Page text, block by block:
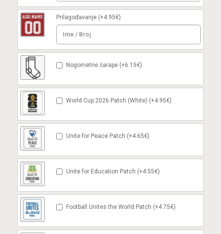
Prilagođavanje (+4.95€)
Nogometne čarape (+6.15€)
World Cup 2026 Patch (White) (+4.95€)
Unite for Peace Patch (+4.65€)
Unite for Education Patch (+4.55€)
Football Unites the World Patch (+4.75€)